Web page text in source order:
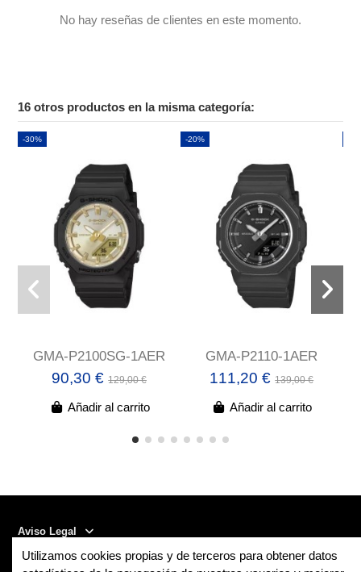
No hay reseñas de clientes en este momento.
16 otros productos en la misma categoría:
-30%
GMA-P2100SG-1AER
90,30 €129,00 €
Añadir al carrito
-20%
GMA-P2110-1AER
111,20 €139,00 €
Añadir al carrito
Aviso Legal
Utilizamos cookies propias y de terceros para obtener datos